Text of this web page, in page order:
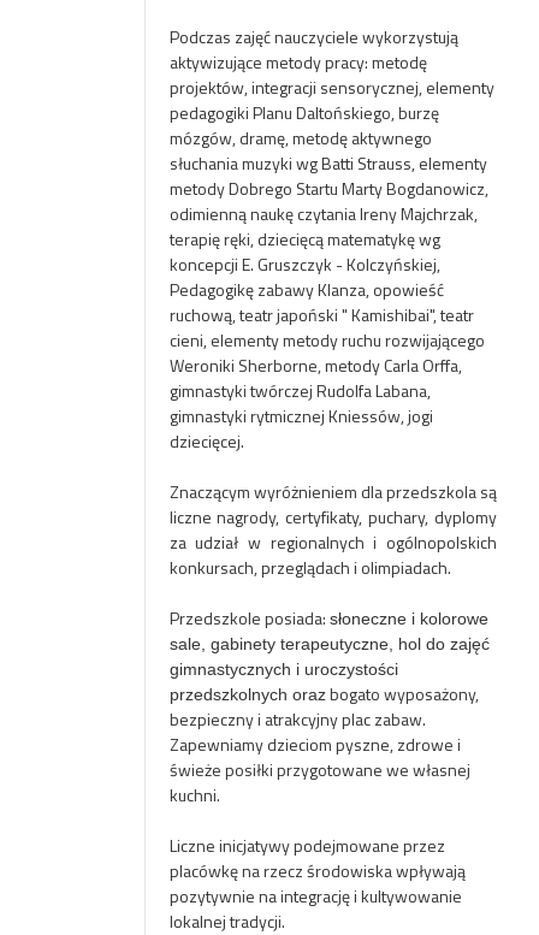
Podczas zajęć nauczyciele wykorzystują
aktywizujące metodypracy: metodę
projektów, integracji sensorycznej, elementy
pedagogiki Planu Daltońskiego, burzę
mózgów, dramę, metodę aktywnego
słuchania muzyki wg Batti Strauss, elementy
metody Dobrego Startu Marty Bogdanowicz,
odimienną naukę czytania Ireny Majchrzak,
terapię ręki, dziecięcą matematykę wg
koncepcji E. Gruszczyk - Kolczyńskiej,
Pedagogikę zabawy Klanza, opowieść
ruchową, teatr japoński " Kamishibai", teatr
cieni, elementy metody ruchu rozwijającego
Weroniki Sherborne, metody Carla Orffa,
gimnastyki twórczej Rudolfa Labana,
gimnastyki rytmicznej Kniessów, jogi
dziecięcej.
Znaczącym wyróżnieniem dla przedszkola są
liczne nagrody, certyfikaty, puchary, dyplomy
za udział w regionalnych i ogólnopolskich
konkursach, przeglądach i olimpiadach.
Przedszkole posiada: słoneczne i kolorowe
sale, gabinety terapeutyczne, hol do zajęć
gimnastycznych i uroczystości
przedszkolnych orazbogato wyposażony,
bezpieczny i atrakcyjny plac zabaw.
Zapewniamy dzieciom pyszne, zdrowe i
świeże posiłki przygotowane we własnej
kuchni.
Liczne inicjatywypodejmowane przez
placówkę na rzecz środowiska wpływają
pozytywnie na integrację i kultywowanie
lokalnej tradycji.